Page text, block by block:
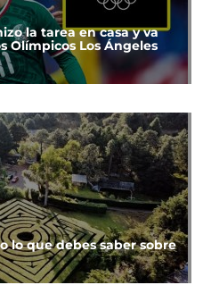
la tarea en casa y va
Olímpicos Los Ángeles
lo que debes saber sobre